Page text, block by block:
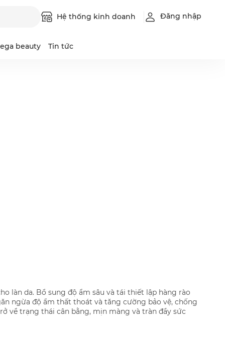
Hệ thống kinh doanh Đăng nhập
beauty Tin tức
làn da. Bổ sung độ ẩm sâu và tái thiết lập hàng rào
ngừa độ ẩm thất thoát và tăng cường bảo vệ, chống
về trạng thái cân bằng, mịn màng và tràn đầy sức